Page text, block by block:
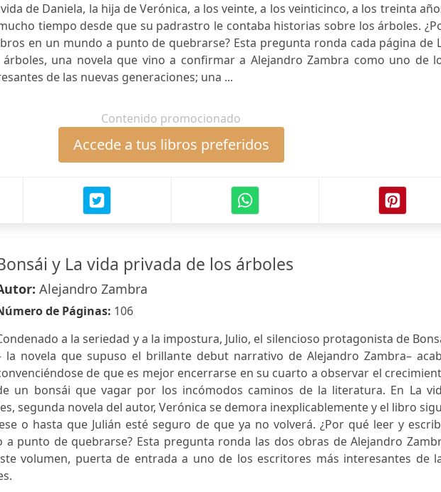
de Daniela, la hija de Verónica, a los veinte, a los veinticinco, a los treinta
tiempo desde que su padrastro le contaba historias sobre los árboles.
en un mundo a punto de quebrarse? Esta pregunta ronda cada página de
una novela que vino a confirmar a Alejandro Zambra como uno de
de las nuevas generaciones; una ...
Contenido promocionado
Accede a tus libros preferidos
y La vida privada de los árboles
Alejandro Zambra
de Páginas: 106
a la seriedad y a la impostura, Julio, el silencioso protagonista de
la novela que supuso el brillante debut narrativo de Alejandro Zambra–
de que es mejor encerrarse en su cuarto a observar el
un bonsái que vagar por los incómodos caminos de la literatura. En La
segunda novela del autor, Verónica se demora inexplicablemente y el libro
o hasta que Julián esté seguro de que ya no volverá. ¿Por qué leer y
punto de quebrarse? Esta pregunta ronda las dos obras de Alejandro
volumen, puerta de entrada a uno de los escritores más interesantes de